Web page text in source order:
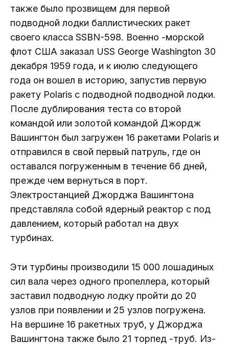
также было прозвищем для первой
подводной лодки баллистических ракет
своего класса SSBN-598. Военно -морской
флот США заказал USS ​​George Washington 30
декабря 1959 года, и к июлю следующего
года он вошел в историю, запустив первую
ракету Polaris с подводной подводной лодки.
После дублирования теста со второй
командой или золотой командой Джордж
Вашингтон был загружен 16 ракетами Polaris и
отправился в свой первый патруль, где он
оставался погруженным в течение 66 дней,
прежде чем вернуться в порт.
Электростанцией Джорджа Вашингтона
представляла собой ядерный реактор с под
давлением, который работал на двух
турбинах.
Эти турбины производили 15 000 лошадиных
сил вала через одного пропеллера, который
заставил подводную лодку пройти до 20
узлов при появлении и 25 узлов погружена.
На вершине 16 ракетных труб, у Джорджа
Вашингтона также было 21 торпед -труб. Из-